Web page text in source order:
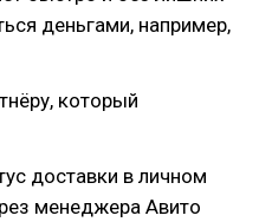
деньгами, например,
который
доставки в личном
менеджера Авито